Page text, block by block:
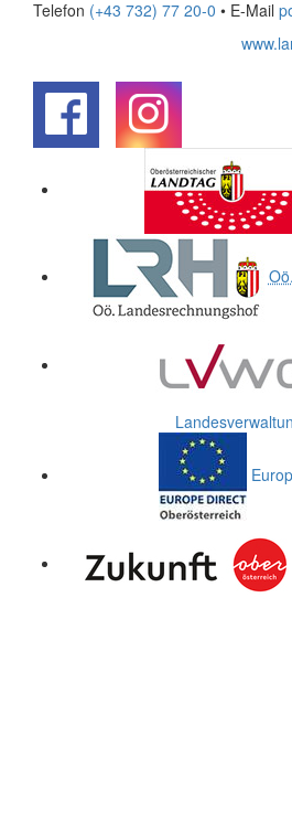
Telefon (+43 732) 77 20-0 • E-Mail
Oö.